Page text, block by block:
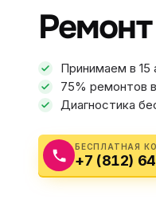
Принимаем в
75% ремонтов
Диагностика
БЕСПЛАТНАЯ
+7 (812)